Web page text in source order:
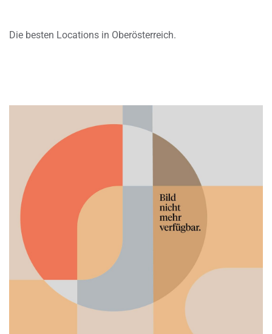
Die besten Locations in Oberösterreich.